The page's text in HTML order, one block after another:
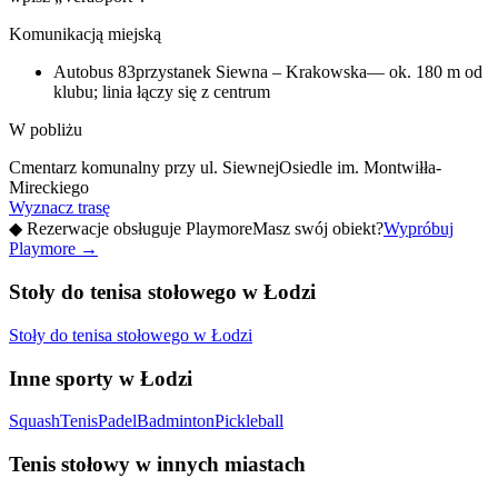
Komunikacją miejską
Autobus 83przystanek Siewna – Krakowska— ok. 180 m od
klubu; linia łączy się z centrum
W pobliżu
Cmentarz komunalny przy ul. SiewnejOsiedle im. Montwiłła-
Mireckiego
Wyznacz trasę
◆ Rezerwacje obsługuje PlaymoreMasz swój obiekt?Wypróbuj
Playmore →
Stoły do tenisa stołowego w Łodzi
Stoły do tenisa stołowego w Łodzi
Inne sporty w Łodzi
SquashTenisPadelBadmintonPickleball
Tenis stołowy w innych miastach